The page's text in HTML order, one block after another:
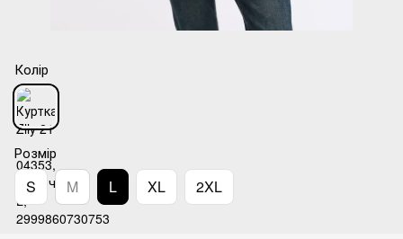
Колір
Розмір
S M L XL 2XL